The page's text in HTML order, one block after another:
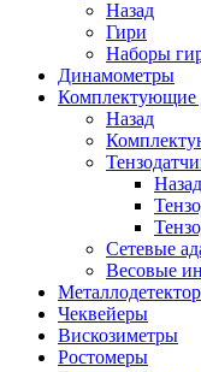
Назад
Гири
Наборы
Динамометры
Комплектующие
Назад
Назад
Сетевые
Весовые
Чеквейеры
Вискозиметры
Ростомеры